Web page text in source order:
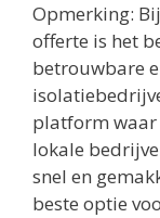
Opmerking:
offerte is het
betrouwbare
platform waar
lokale
snel en
beste optie